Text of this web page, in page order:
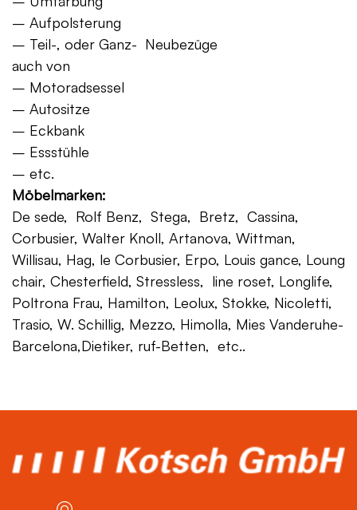
– Aufpolsterung
– Teil-, oder Ganz- Neubezüge
auch von
– Motoradsessel
– Autositze
– Eckbank
– Essstühle
– etc.
Möbelmarken:
De sede, Rolf Benz, Stega, Bretz, Cassina,
Corbusier, Walter Knoll, Artanova, Wittman,
Willisau, Hag, le Corbusier, Erpo, Louis gance, Loung
chair, Chesterfield, Stressless, line roset, Longlife,
Poltrona Frau, Hamilton, Leolux, Stokke, Nicoletti,
Trasio, W. Schillig, Mezzo, Himolla, Mies Vanderuhe-
Barcelona,Dietiker, ruf-Betten, etc..